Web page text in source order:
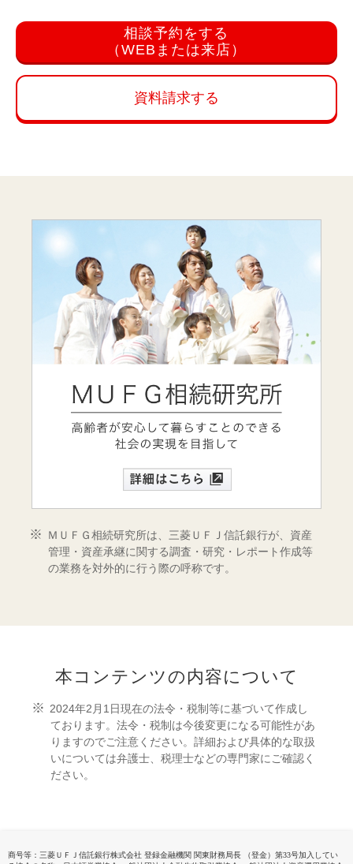
相談予約をする
（WEBまたは来店）
資料請求する
ＭＵＦＧ相続研究所は、三菱ＵＦＪ信託銀行が、資産
管理・資産承継に関する調査・研究・レポート作成等
の業務を対外的に行う際の呼称です。
本コンテンツの内容について
2024年2月1日現在の法令・税制等に基づいて作成し
ております。法令・税制は今後変更になる可能性があ
りますのでご注意ください。詳細および具体的な取扱
いについては弁護士、税理士などの専門家にご確認く
ださい。
商号等：三菱ＵＦＪ信託銀行株式会社 登録金融機関 関東財務局長 （登金）第33号加入してい